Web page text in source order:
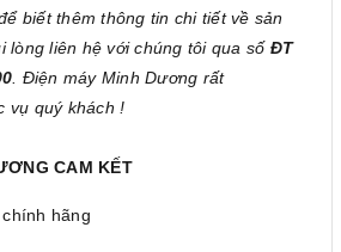
biết thêm thông tin chi tiết về sản
lòng liên hệ với chúng tôi qua số ĐT
. Điện máy Minh Dương rất
vụ quý khách !
CAM KẾT
hãng